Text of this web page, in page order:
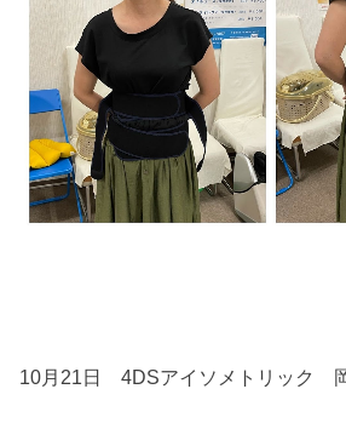
10月21日 4DSアイソメトリック